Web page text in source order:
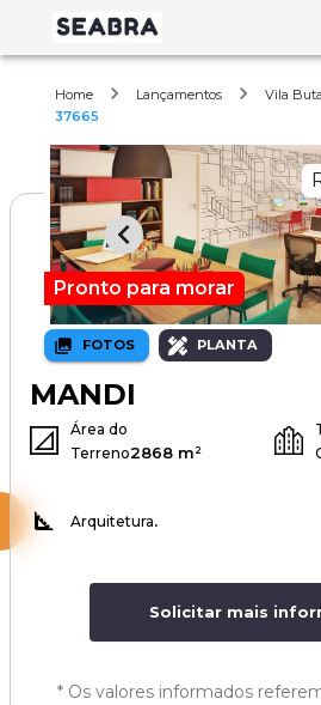
Home Lançamentos Vila
37665
FOTOS PLANTA
Pronto para morar
MANDI
Área do
Terreno2868 m²
Arquitetura.
Solicitar mais
* Os valores informados